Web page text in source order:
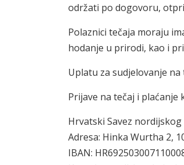
održati po dogovoru,
Polaznici tečaja moraju
hodanje u prirodi, kao i
Uplatu za sudjelovanje
Prijave na tečaj i plaćanje
Hrvatski Savez
Adresa: Hinka Wurtha 2,
IBAN: